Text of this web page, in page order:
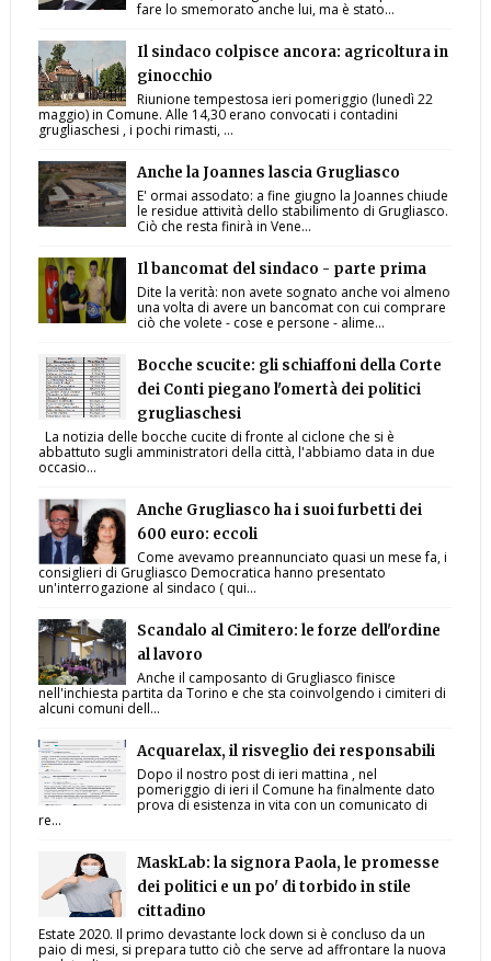
fare lo smemorato anche lui, ma è stato...
Il sindaco colpisce ancora: agricoltura in
ginocchio
Riunione tempestosa ieri pomeriggio (lunedì 22
maggio) in Comune. Alle 14,30 erano convocati i contadini
grugliaschesi , i pochi rimasti, ...
Anche la Joannes lascia Grugliasco
E' ormai assodato: a fine giugno la Joannes chiude
le residue attività dello stabilimento di Grugliasco.
Ciò che resta finirà in Vene...
Il bancomat del sindaco - parte prima
Dite la verità: non avete sognato anche voi almeno
una volta di avere un bancomat con cui comprare
ciò che volete - cose e persone - alime...
Bocche scucite: gli schiaffoni della Corte
dei Conti piegano l'omertà dei politici
grugliaschesi
La notizia delle bocche cucite di fronte al ciclone che si è
abbattuto sugli amministratori della città, l'abbiamo data in due
occasio...
Anche Grugliasco ha i suoi furbetti dei
600 euro: eccoli
Come avevamo preannunciato quasi un mese fa, i
consiglieri di Grugliasco Democratica hanno presentato
un'interrogazione al sindaco ( qui...
Scandalo al Cimitero: le forze dell'ordine
al lavoro
Anche il camposanto di Grugliasco finisce
nell'inchiesta partita da Torino e che sta coinvolgendo i cimiteri di
alcuni comuni dell...
Acquarelax, il risveglio dei responsabili
Dopo il nostro post di ieri mattina , nel
pomeriggio di ieri il Comune ha finalmente dato
prova di esistenza in vita con un comunicato di
re...
MaskLab: la signora Paola, le promesse
dei politici e un po' di torbido in stile
cittadino
Estate 2020. Il primo devastante lock down si è concluso da un
paio di mesi, si prepara tutto ciò che serve ad affrontare la nuova